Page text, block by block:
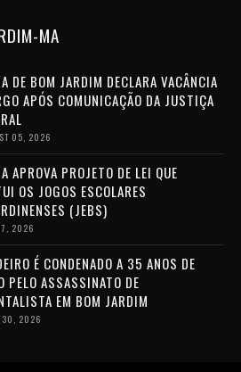
MA
DE BOM JARDIM DECLARA VACÂNCIA
APÓS COMUNICAÇÃO DA JUSTIÇA
05, 2026
APROVA PROJETO DE LEI QUE
OS JOGOS ESCOLARES
(JEBS)
2026
É CONDENADO A 35 ANOS DE
PELO ASSASSINATO DE
EM BOM JARDIM
30, 2026